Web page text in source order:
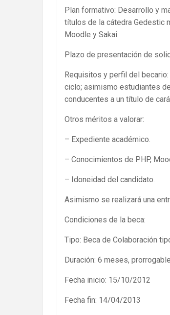
Plan formativo: Desarrollo y
títulos de la cátedra Gedestic
Moodle y Sakai.
Plazo de presentación de
Requisitos y perfil del
ciclo; asimismo estudiantes
conducentes a un título de
Otros méritos a valorar:
– Expediente académico.
– Conocimientos de PHP,
– Idoneidad del candidato.
Asimismo se realizará una
Condiciones de la beca:
Tipo: Beca de Colaboración
Duración: 6 meses,
Fecha inicio: 15/10/2012
Fecha fin: 14/04/2013